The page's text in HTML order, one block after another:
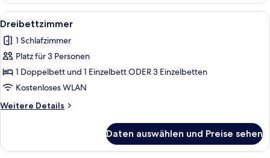
Alle
Fotos
für
Dreibettzimmer
anzeigen
Ein ordentlich bezogenes Bett mit
6
Dreibettzimmer
1 Schlafzimmer
Platz für 3 Personen
1 Doppelbett und 1 Einzelbett ODER 3 Einzelbetten
Kostenloses WLAN
Weitere Details
Weitere
Daten auswählen und Preise sehen